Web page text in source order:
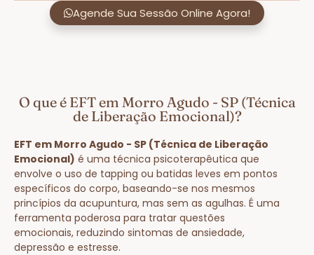
Agende Sua Sessão Online Agora!
O que é EFT em Morro Agudo - SP (Técnica
de Liberação Emocional)?
EFT em Morro Agudo - SP (Técnica de Liberação
Emocional) é uma técnica psicoterapêutica que
envolve o uso de tapping ou batidas leves em pontos
específicos do corpo, baseando-se nos mesmos
princípios da acupuntura, mas sem as agulhas. É uma
ferramenta poderosa para tratar questões
emocionais, reduzindo sintomas de ansiedade,
depressão e estresse.